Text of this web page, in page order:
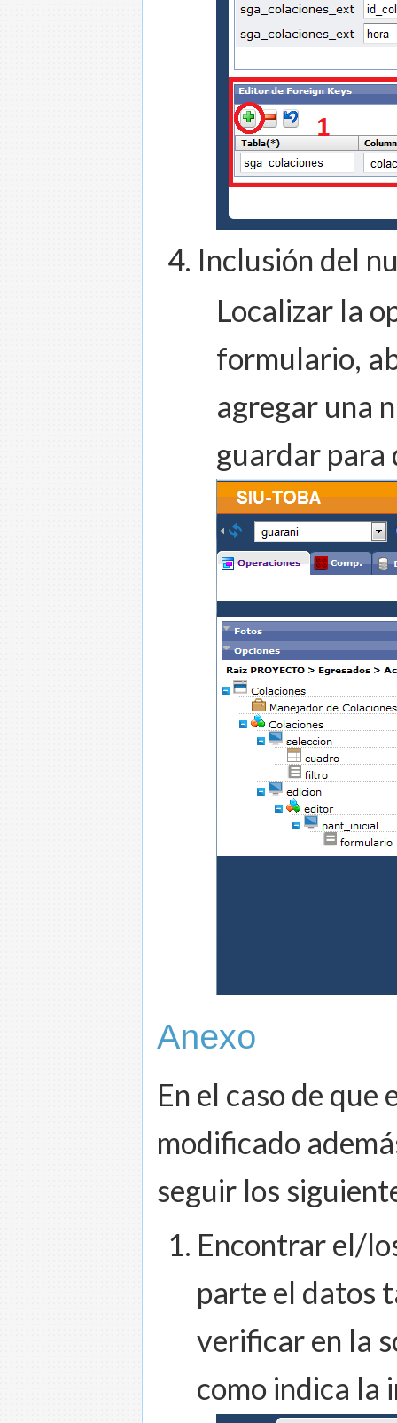
Inclusión del
Localizar la
formulario,
agregar una
guardar para
Anexo
En el caso de
modificado
seguir los
Encontrar el/
parte el datos
verificar en la
como indica la